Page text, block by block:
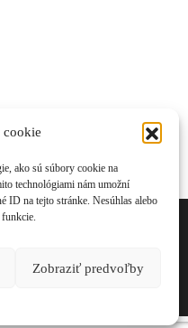
cookie
ako sú súbory cookie na
technológiami nám umožní
ID na tejto stránke. Nesúhlas alebo
Zobraziť predvoľby